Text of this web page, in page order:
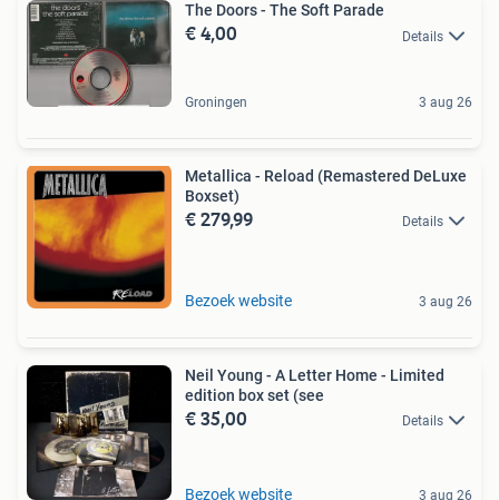
The Doors - The Soft Parade
€ 4,00 Details
Groningen 3 aug 26
Metallica - Reload (Remastered DeLuxe
Boxset)
€ 279,99 Details
Bezoek website 3 aug 26
Neil Young - A Letter Home - Limited
edition box set (see
€ 35,00 Details
Bezoek website 3 aug 26